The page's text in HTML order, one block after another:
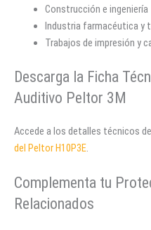
Construcción e ingeniería
Industria farmacéutica y
Trabajos de impresión y
Descarga la Ficha
Auditivo Peltor 3M
Accede a los detalles técnicos
del Peltor H10P3E.
Complementa tu
Relacionados